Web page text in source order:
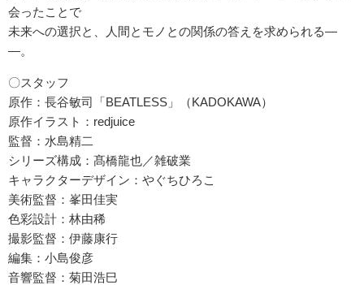
会ったことで
未来への選択と、人間とモノとの関係の答えを求められる―
―。
〇スタッフ
原作：長谷敏司「BEATLESS」（KADOKAWA）
原作イラスト：redjuice
監督：水島精二
シリーズ構成：髙橋龍也／雑破業
キャラクターデザイン：やぐちひろこ
美術監督：峯田佳実
色彩設計：林由稀
撮影監督：伊藤康行
編集：小島俊彦
音響監督：菊田浩巳